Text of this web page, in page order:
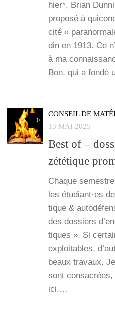
hier*, Brian
pro­po­sé à
ci­té «
din en 1913. Ce
à ma
Bon, qui a fon­dé
0
CONSEIL DE
13 MAI 2025
Best of –
zététique
Chaque
les étudiant·es
tique &
des dos­siers
tiques ». Si
exploi­tables,
beaux tra­vaux.
sont
ici,…